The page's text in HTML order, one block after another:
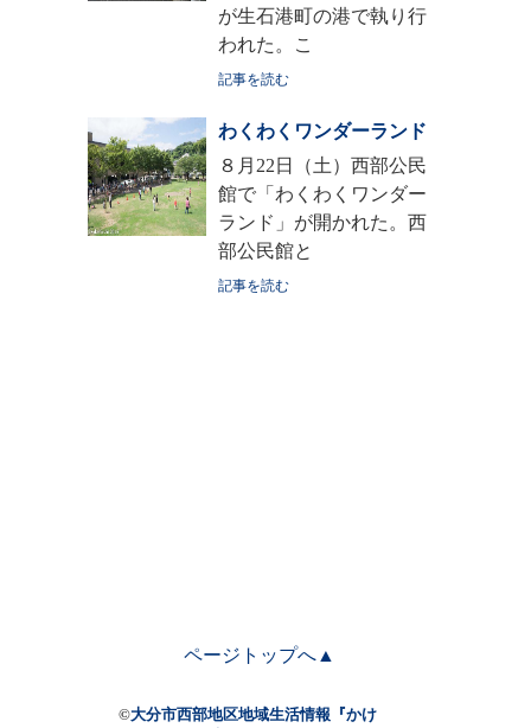
が生石港町の港で執り行
われた。こ
記事を読む
わくわくワンダーランド
８月22日（土）西部公民
館で「わくわくワンダー
ランド」が開かれた。西
部公民館と
記事を読む
ページトップへ▲
©大分市西部地区地域生活情報『かけ